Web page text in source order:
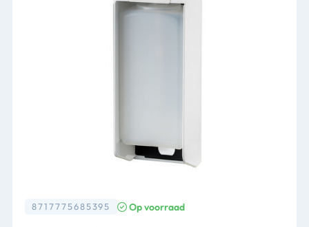
8717775685395 Op voorraad